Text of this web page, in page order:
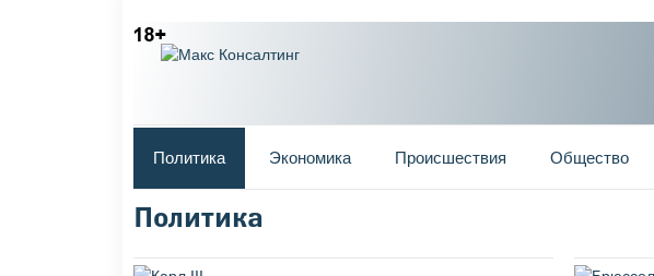
Главное меню
Политика Экономика Происшествия Общество
Вы здесь
Политика